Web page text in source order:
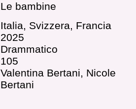
Le bambine
Italia, Svizzera, Francia
2025
Drammatico
105
Valentina Bertani, Nicole
Bertani